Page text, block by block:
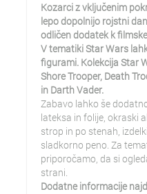
Kozarci z vključenim
lepo dopolnijo rojstni
odličen dodatek k
V tematiki Star Wars
figurami. Kolekcija Star
Shore Trooper, Death
in Darth Vader.
Zabavo lahko še
lateksa in folije, okraski
strop in po stenah,
sladkorno peno. Za
priporočamo, da si
strani.
Dodatne informacije